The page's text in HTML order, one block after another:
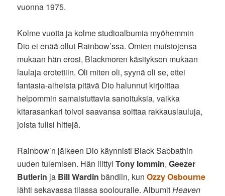
vuonna 1975.
Kolme vuotta ja kolme studioalbumia myöhemmin
Dio ei enää ollut Rainbow’ssa. Omien muistojensa
mukaan hän erosi, Blackmoren käsityksen mukaan
laulaja erotettiin. Oli miten oli, syynä oli se, ettei
fantasia-aiheista pitävä Dio halunnut kirjoittaa
helpommin samaistuttavia sanoituksia, vaikka
kitarasankari toivoi saavansa soittaa rakkauslauluja,
joista tulisi hittejä.
Rainbow’n jälkeen Dio käynnisti Black Sabbathin
uuden tulemisen. Hän liittyiTony Iommin,Geezer
Butlerin ja Bill Wardinbändiin, kunOzzy Osbourne
lähti sekavassa tilassa soolouralle. AlbumitHeaven